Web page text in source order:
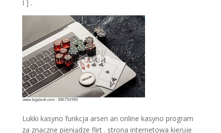
I ] .
Lukki kasyno funkcja arsen an online kasyno program
za znaczne pieniądze flirt . strona internetowa kieruje